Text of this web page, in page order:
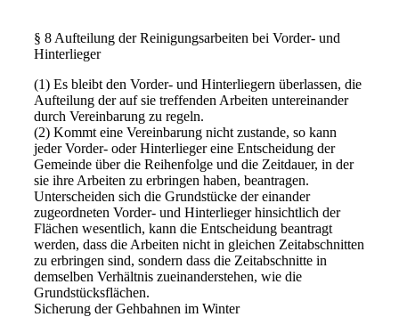
§ 8 Aufteilung der Reinigungsarbeiten bei Vorder- und
Hinterlieger
(1) Es bleibt den Vorder- und Hinterliegern überlassen, die
Aufteilung der auf sie treffenden Arbeiten untereinander
durch Vereinbarung zu regeln.
(2) Kommt eine Vereinbarung nicht zustande, so kann
jeder Vorder- oder Hinterlieger eine Entscheidung der
Gemeinde über die Reihenfolge und die Zeitdauer, in der
sie ihre Arbeiten zu erbringen haben, beantragen.
Unterscheiden sich die Grundstücke der einander
zugeordneten Vorder- und Hinterlieger hinsichtlich der
Flächen wesentlich, kann die Entscheidung beantragt
werden, dass die Arbeiten nicht in gleichen Zeitabschnitten
zu erbringen sind, sondern dass die Zeitabschnitte in
demselben Verhältnis zueinanderstehen, wie die
Grundstücksflächen.
Sicherung der Gehbahnen im Winter